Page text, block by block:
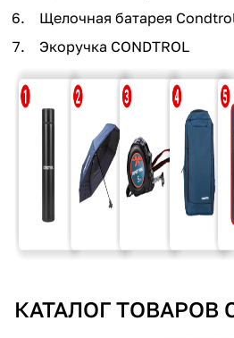
Щелочная батарея
Экоручка CONDTROL
КАТАЛОГ ТОВАРОВ